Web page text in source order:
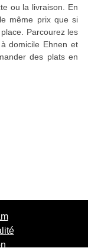
ou la livraison. En
même prix que si
Parcourez les
domicile Ehnen et
des plats en